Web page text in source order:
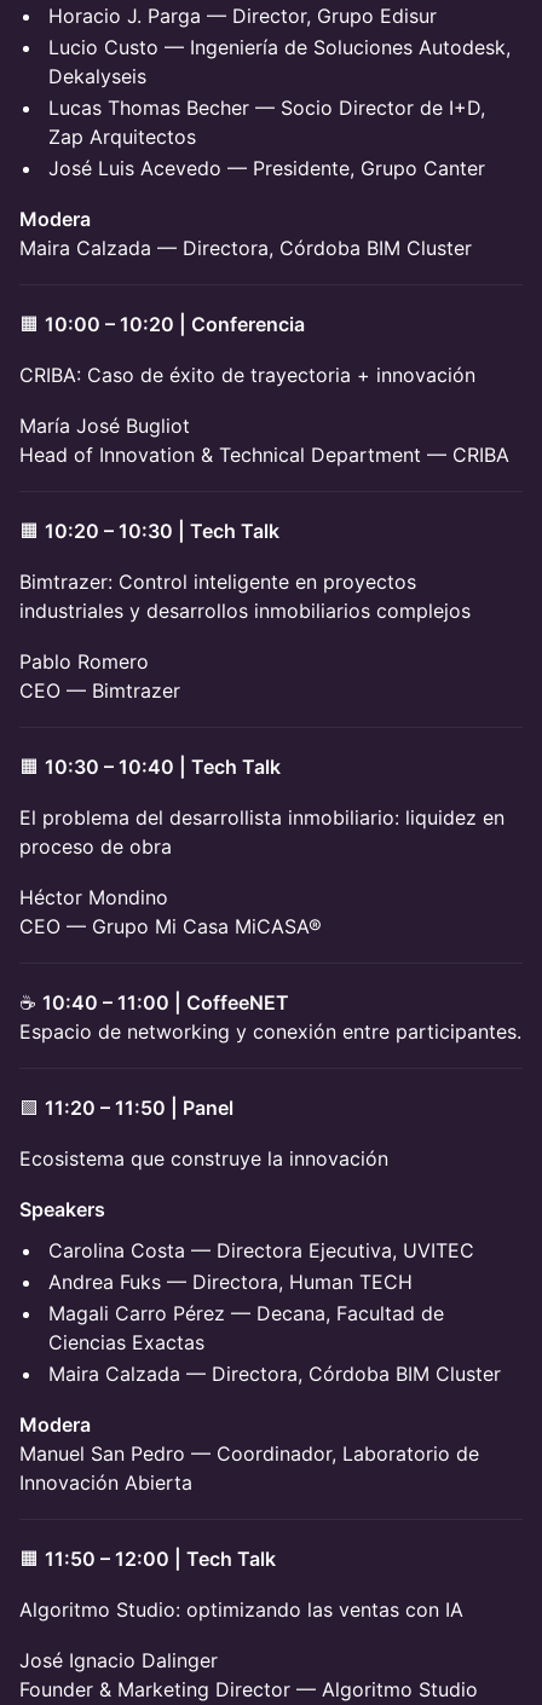
Horacio J. Parga — Director, Grupo Edisur
Lucio Custo — Ingeniería de Soluciones Autodesk,
Dekalyseis
Lucas Thomas Becher — Socio Director de I+D,
Zap Arquitectos
José Luis Acevedo — Presidente, Grupo Canter
Modera
Maira Calzada — Directora, Córdoba BIM Cluster
🟧 10:00 – 10:20 | Conferencia
CRIBA: Caso de éxito de trayectoria + innovación
María José Bugliot
Head of Innovation & Technical Department — CRIBA
🟧 10:20 – 10:30 | Tech Talk
Bimtrazer: Control inteligente en proyectos
industriales y desarrollos inmobiliarios complejos
Pablo Romero
CEO — Bimtrazer
🟧 10:30 – 10:40 | Tech Talk
El problema del desarrollista inmobiliario: liquidez en
proceso de obra
Héctor Mondino
CEO — Grupo Mi Casa MiCASA®
☕ 10:40 – 11:00 | CoffeeNET
Espacio de networking y conexión entre participantes.
🟩 11:20 – 11:50 | Panel
Ecosistema que construye la innovación
Speakers
Carolina Costa — Directora Ejecutiva, UVITEC
Andrea Fuks — Directora, Human TECH
Magali Carro Pérez — Decana, Facultad de
Ciencias Exactas
Maira Calzada — Directora, Córdoba BIM Cluster
Modera
Manuel San Pedro — Coordinador, Laboratorio de
Innovación Abierta
🟧 11:50 – 12:00 | Tech Talk
Algoritmo Studio: optimizando las ventas con IA
José Ignacio Dalinger
Founder & Marketing Director — Algoritmo Studio